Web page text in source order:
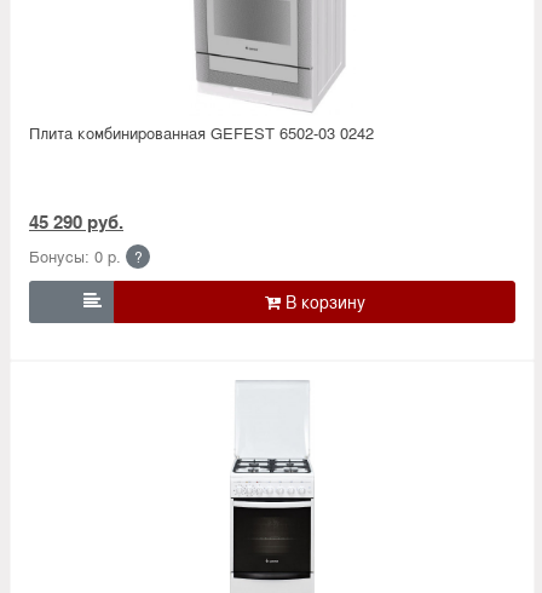
Плита комбинированная GEFEST 6502-03 0242
45 290 руб.
Бонусы: 0 р. ?
